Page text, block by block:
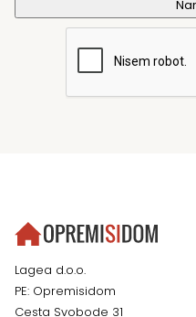
Lagea d.o.o.
PE: Opremisidom
Cesta Svobode 31